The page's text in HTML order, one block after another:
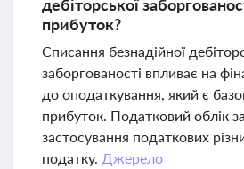
дебіторської
прибуток?
Списання безнадійної
заборгованості впливає на
до оподаткування, який є
прибуток. Податковий облік
застосування податкових
податку. Джерело